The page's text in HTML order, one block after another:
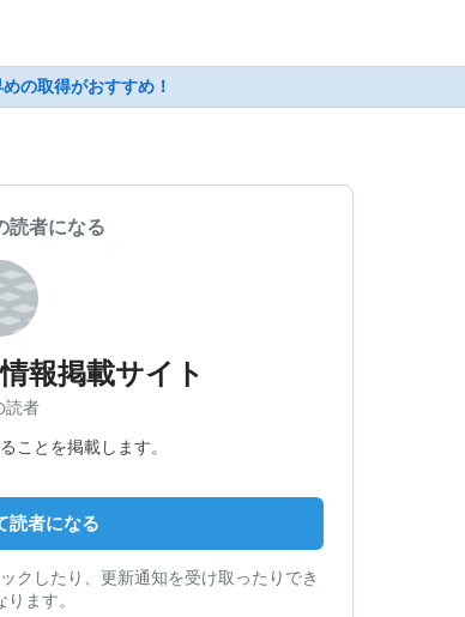
の取得がおすすめ！
読者になる
報掲載サイト
読者
ことを掲載します。
読者になる
クしたり、更新通知を受け取ったりでき
ます。